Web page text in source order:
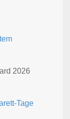
2026
Tage